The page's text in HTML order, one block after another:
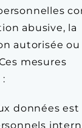
abusive, la
autorisée ou
mesures
données